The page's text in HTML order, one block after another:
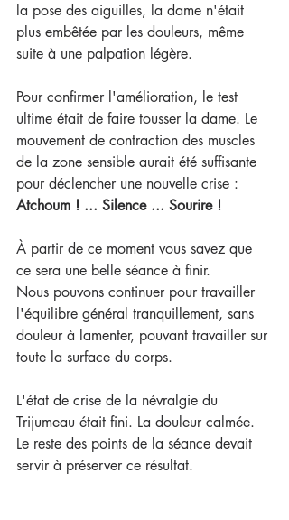
la pose des aiguilles, la dame n'était
plus embêtée par les douleurs, même
suite à une palpation légère.
Pour confirmer l'amélioration, le test
ultime était de faire tousser la dame. Le
mouvement de contraction des muscles
de la zone sensible aurait été suffisante
pour déclencher une nouvelle crise :
Atchoum ! ... Silence ... Sourire !
À partir de ce moment vous savez que
ce sera une belle séance à finir.
Nous pouvons continuer pour travailler
l'équilibre général tranquillement, sans
douleur à lamenter, pouvant travailler sur
toute la surface du corps.
L'état de crise de la névralgie du
Trijumeau était fini. La douleur calmée.
Le reste des points de la séance devait
servir à préserver ce résultat.